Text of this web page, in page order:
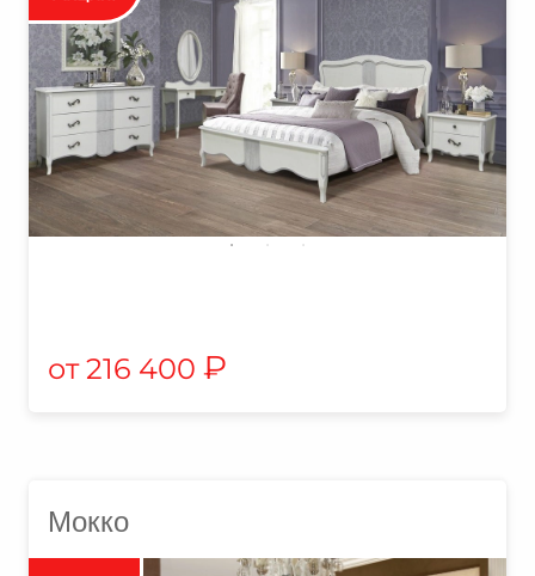
216 400 ₽
Мокко